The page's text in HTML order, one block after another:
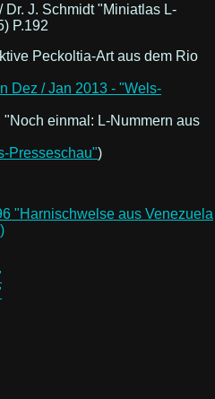
Dr. J. Schmidt "Miniatlas L-
P.192
Peckoltia-Art aus dem Rio
Dez / Jan 2013 - "Wels-
einmal: L-Nummern aus
Presseschau")
"Harnischwelse aus Venezuela